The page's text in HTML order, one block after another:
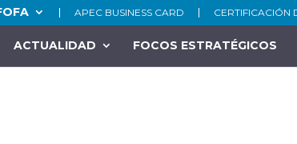
APEC BUSINESS CARD CERTIFICACIÓN
ACTUALIDAD FOCOS ESTRATÉGICOS